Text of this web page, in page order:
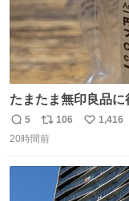
たまたま無印良品
台座になるじゃん🍜✨️
返
信
5
リ
ポ
106
い
数
1,416
20時間前